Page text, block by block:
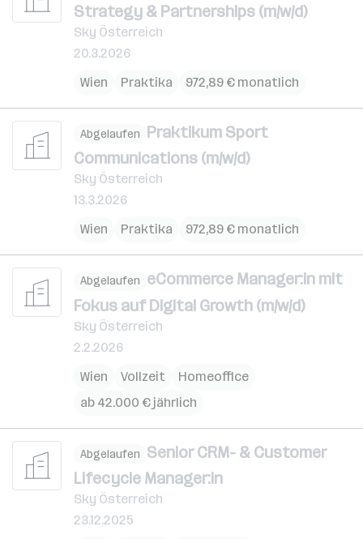
Strategy & Partnerships (m/w/d)
Sky Österreich
20.3.2026
Wien
Praktika 972,89 € monatlich
Abgelaufen Praktikum Sport
Communications (m/w/d)
Sky Österreich
13.3.2026
Wien
Praktika 972,89 € monatlich
Abgelaufen eCommerce Manager:in mit
Fokus auf Digital Growth (m/w/d)
Sky Österreich
2.2.2026
Wien
Vollzeit
Homeoffice
ab 42.000 € jährlich
Abgelaufen Senior CRM- & Customer
Lifecycle Manager:in
Sky Österreich
23.12.2025